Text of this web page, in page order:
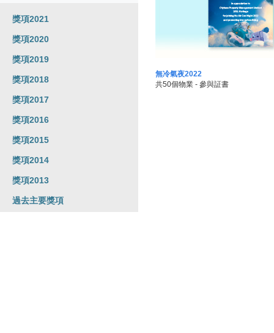
獎項2021
獎項2020
獎項2019
獎項2018
獎項2017
獎項2016
獎項2015
獎項2014
獎項2013
過去主要獎項
無冷氣夜2022
共50個物業 - 參與証書